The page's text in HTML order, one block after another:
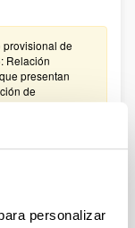
personalizar
de
Relación
presentan
de
incluídos)
la cultura
09/2026 13:00